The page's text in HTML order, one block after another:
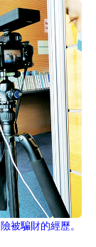
被騙財的經歷。